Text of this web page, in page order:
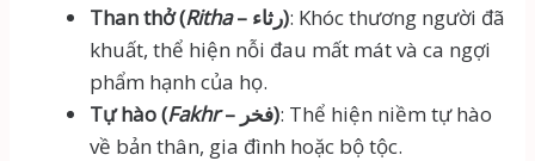
Than thở (Ritha – رثاء): Khóc thương người đã
khuất, thể hiện nỗi đau mất mát và ca ngợi
phẩm hạnh của họ.
Tự hào (Fakhr – فخر): Thể hiện niềm tự hào
về bản thân, gia đình hoặc bộ tộc.